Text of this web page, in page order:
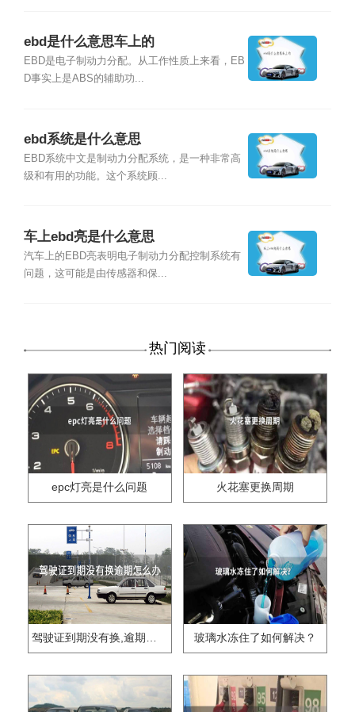
ebd是什么意思车上的
EBD是电子制动力分配。从工作性质上来看，EB
D事实上是ABS的辅助功...
ebd系统是什么意思
EBD系统中文是制动力分配系统，是一种非常高
级和有用的功能。这个系统顾...
车上ebd亮是什么意思
汽车上的EBD亮表明电子制动力分配控制系统有
问题，这可能是由传感器和保...
热门阅读
epc灯亮是什么问题 火花塞更换周期
驾驶证到期没有换,逾期怎么办?? 玻璃水冻住了如何解决？